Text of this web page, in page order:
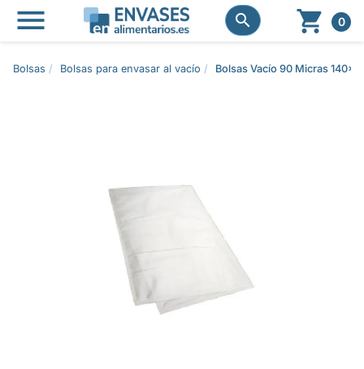
 
  0
Bolsas Bolsas para envasar al vacío Bolsas Vacío 90 Micras